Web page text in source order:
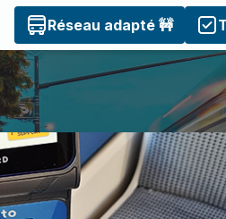
Réseau adapté 🚧